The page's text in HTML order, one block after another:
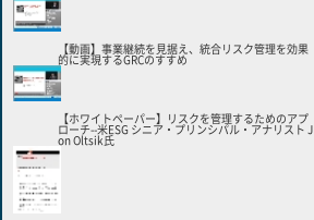
【動画】事業継続を見据え、統合リスク管理を効果
的に実現するGRCのすすめ
【ホワイトペーパー】リスクを管理するためのアプ
ローチ--米ESG シニア・プリンシパル・アナリスト J
on Oltsik氏